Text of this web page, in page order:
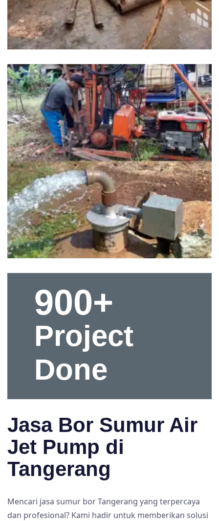
900+
Project
Done
Jasa Bor Sumur Air
Jet Pump di
Tangerang
Mencari jasa sumur bor Tangerang yang terpercaya
dan profesional? Kami hadir untuk memberikan solusi